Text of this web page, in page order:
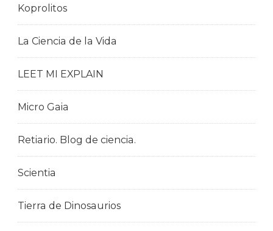
Koprolitos
La Ciencia de la Vida
LEET MI EXPLAIN
Micro Gaia
Retiario. Blog de ciencia.
Scientia
Tierra de Dinosaurios